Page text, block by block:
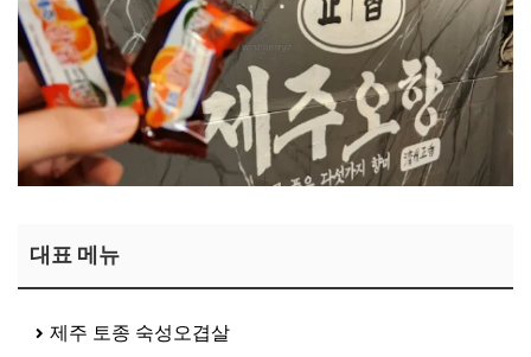
대표 메뉴
제주 토종 숙성오겹살